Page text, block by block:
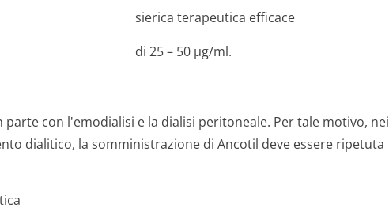
sierica terapeutica efficace
di 25 – 50 µg/ml.
con l'emodialisi e la dialisi peritoneale. Per tale motivo, nei
dialitico, la somministrazione di Ancotil deve essere ripetuta